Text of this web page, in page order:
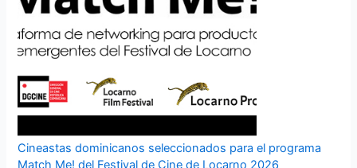
Cineastas dominicanos seleccionados para el programa
Match Me! del Festival de Cine de Locarno 2026